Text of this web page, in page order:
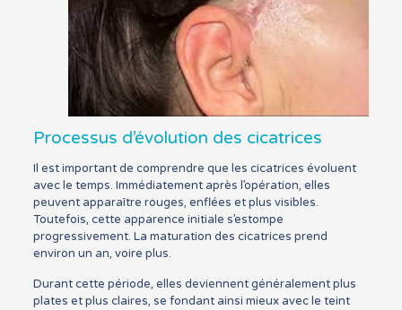
Processus d’évolution des cicatrices
Il est important de comprendre que les cicatrices évoluent
avec le temps. Immédiatement après l’opération, elles
peuvent apparaître rouges, enflées et plus visibles.
Toutefois, cette apparence initiale s’estompe
progressivement. La maturation des cicatrices prend
environ un an, voire plus.
Durant cette période, elles deviennent généralement plus
plates et plus claires, se fondant ainsi mieux avec le teint